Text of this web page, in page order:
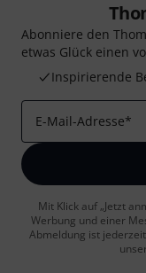
Abonniere den
etwas Glück einen
Inspirierende
E-Mail-Adresse*
Mit Klick auf „Jetzt
Werbung und einer
Abmeldung ist